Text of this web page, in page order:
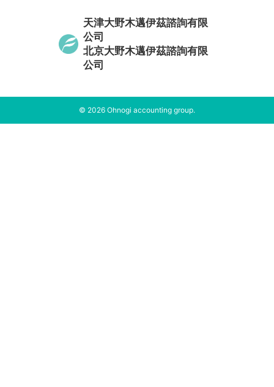
天津大野木邁伊茲諮詢有限
公司
北京大野木邁伊茲諮詢有限
公司
© 2026 Ohnogi accounting group.